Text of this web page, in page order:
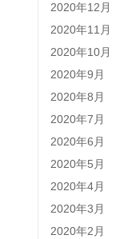
2020年12月
2020年11月
2020年10月
2020年9月
2020年8月
2020年7月
2020年6月
2020年5月
2020年4月
2020年3月
2020年2月